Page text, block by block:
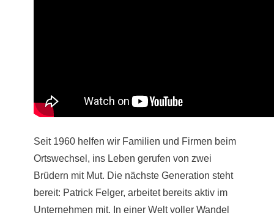
Seit 1960 helfen wir Familien und Firmen beim
Ortswechsel, ins Leben gerufen von zwei
Brüdern mit Mut. Die nächste Generation steht
bereit: Patrick Felger, arbeitet bereits aktiv im
Unternehmen mit. In einer Welt voller Wandel